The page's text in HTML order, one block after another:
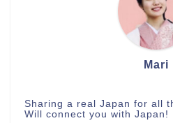
Mari
Sharing a real Japan for all
Will connect you with Japan!